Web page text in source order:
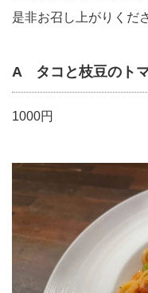
是非お召し上がりくだ
A タコと枝豆のト
1000円